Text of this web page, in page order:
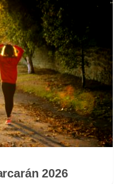
2026